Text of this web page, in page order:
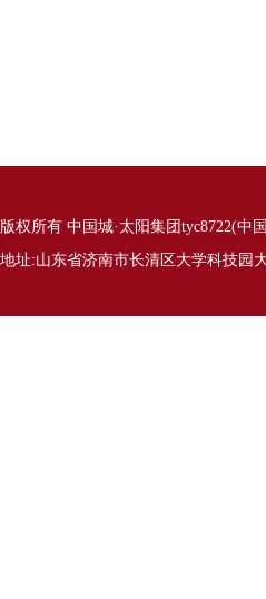
版权所有 中国城·太阳集团tyc8722(中
地址:山东省济南市长清区大学科技园